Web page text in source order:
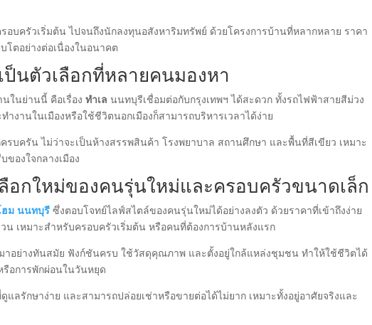
บครัวเริ่มต้น ไปจนถึงนักลงทุนอสังหาริมทรัพย์ ด้วยโครงการบ้านที่หลากหลาย ราคา
โตอย่างต่อเนื่องในอนาคต
ป็นตัวเลือกที่หลายคนมองหา
นในย่านนี้ คือเรื่องทำเล นนทบุรีเชื่อมต่อกับกรุงเทพฯ ได้สะดวก ทั้งรถไฟฟ้าสายสีม่วง
งานในเมืองหรือใช้ชีวิตนอกเมืองก็สามารถบริหารเวลาได้ง่าย
บครัน ไม่ว่าจะเป็นห้างสรรพสินค้า โรงพยาบาล สถานศึกษา และพื้นที่สีเขียว เหมาะ
ของใจกลางเมือง
อกใหม่ของคนรุ่นใหม่และครอบครัวขนาดเล็ก
ม นนทบุรี ซึ่งตอบโจทย์ไลฟ์สไตล์ของคนรุ่นใหม่ได้อย่างลงตัว ด้วยราคาที่เข้าถึงง่าย
น เหมาะสำหรับครอบครัวเริ่มต้น หรือคนที่ต้องการบ้านหลังแรก
อย่างทันสมัย ฟังก์ชันครบ ใช้วัสดุคุณภาพ และตั้งอยู่ใกล้แหล่งชุมชน ทำให้ใช้ชีวิตได้
รือการพักผ่อนในวันหยุด
ลรักษาง่าย และสามารถปล่อยเช่าหรือขายต่อได้ไม่ยาก เหมาะทั้งอยู่อาศัยจริงและ